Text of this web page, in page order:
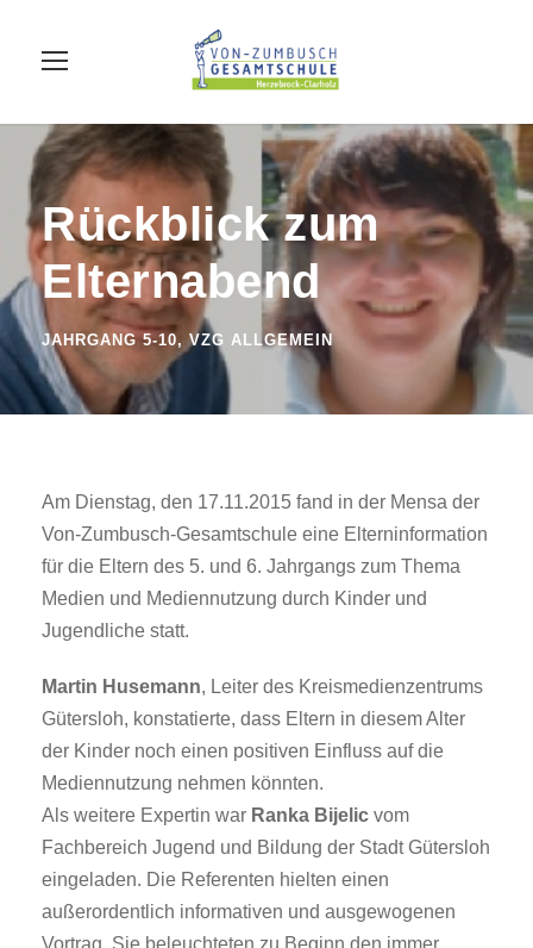
Rückblick zum
Elternabend
JAHRGANG 5-10, VZG ALLGEMEIN
Am Dienstag, den 17.11.2015 fand in der Mensa der
Von-Zumbusch-Gesamtschule eine Elterninformation
für die Eltern des 5. und 6. Jahrgangs zum Thema
Medien und Mediennutzung durch Kinder und
Jugendliche statt.
Martin Husemann, Leiter des Kreismedienzentrums
Gütersloh, konstatierte, dass Eltern in diesem Alter
der Kinder noch einen positiven Einfluss auf die
Mediennutzung nehmen könnten.
Als weitere Expertin war Ranka Bijelic vom
Fachbereich Jugend und Bildung der Stadt Gütersloh
eingeladen. Die Referenten hielten einen
außerordentlich informativen und ausgewogenen